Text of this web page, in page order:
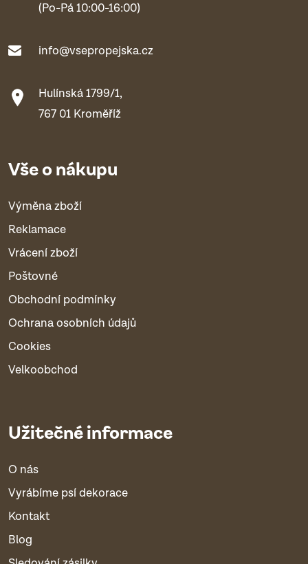
(Po-Pá 10:00-16:00)
info@vsepropejska.cz
Hulínská 1799/1,
767 01 Kroměříž
Vše o nákupu
Výměna zboží
Reklamace
Vrácení zboží
Poštovné
Obchodní podmínky
Ochrana osobních údajů
Cookies
Velkoobchod
Užitečné informace
O nás
Vyrábíme psí dekorace
Kontakt
Blog